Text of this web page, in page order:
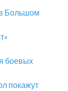
Большом
боевых
покажут